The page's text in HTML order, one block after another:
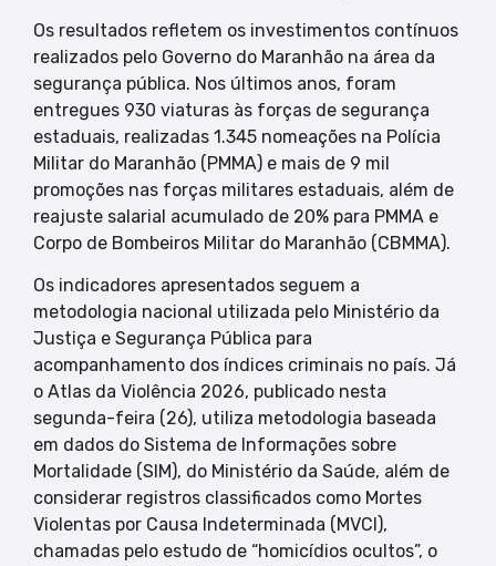
Os resultados refletem os investimentos contínuos
realizados pelo Governo do Maranhão na área da
segurança pública. Nos últimos anos, foram
entregues 930 viaturas às forças de segurança
estaduais, realizadas 1.345 nomeações na Polícia
Militar do Maranhão (PMMA) e mais de 9 mil
promoções nas forças militares estaduais, além de
reajuste salarial acumulado de 20% para PMMA e
Corpo de Bombeiros Militar do Maranhão (CBMMA).
Os indicadores apresentados seguem a
metodologia nacional utilizada pelo Ministério da
Justiça e Segurança Pública para
acompanhamento dos índices criminais no país. Já
o Atlas da Violência 2026, publicado nesta
segunda-feira (26), utiliza metodologia baseada
em dados do Sistema de Informações sobre
Mortalidade (SIM), do Ministério da Saúde, além de
considerar registros classificados como Mortes
Violentas por Causa Indeterminada (MVCI),
chamadas pelo estudo de “homicídios ocultos”, o